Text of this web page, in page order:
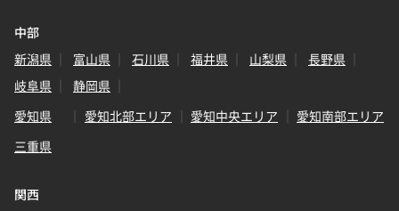
中部
新潟県
富山県 石川県 福井県 山梨県
長野県
岐阜県
静岡県
愛知県
愛知北部エリア 愛知中央エリア
愛知南部エリア
三重県
関西